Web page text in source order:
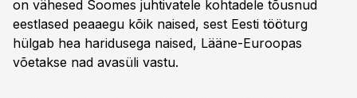
on vähesed Soomes juhtivatele kohtadele tõusnud
eestlased peaaegu kõik naised, sest Eesti tööturg
hülgab hea haridusega naised, Lääne-Euroopas
võetakse nad avasüli vastu.